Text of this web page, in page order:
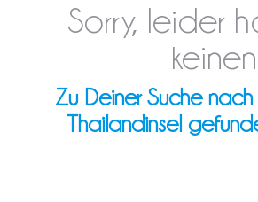
Sorry, leider
Zu Deiner Suche
Thailandinsel